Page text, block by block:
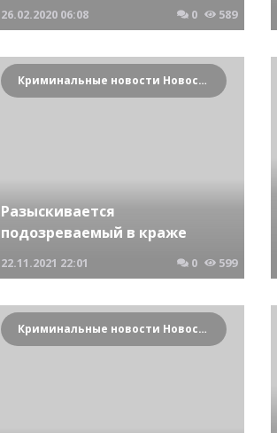
26.02.2020 06:08 0 589
Криминальные новости Новосибирска и Сибирского региона
Разыскивается
подозреваемый в краже
22.11.2021 22:01 0 599
Криминальные новости Новосибирска и Сибирского региона